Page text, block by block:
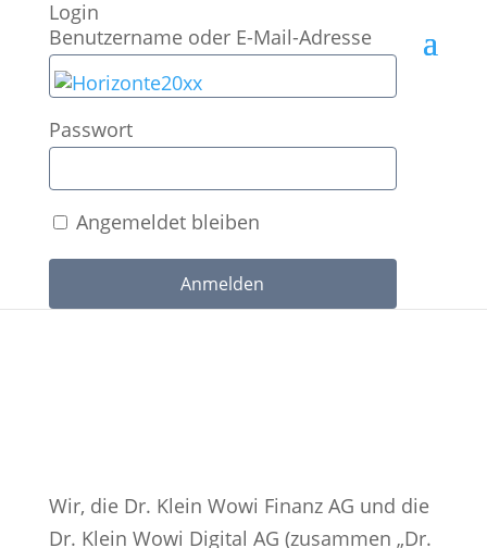
Login
Benutzername oder E-Mail-Adresse
Passwort
Angemeldet bleiben
Datenschutzhinweise
zur Nutzung unserer Website
www.horizonte20xx.de
Wir, die Dr. Klein Wowi Finanz AG und die
Dr. Klein Wowi Digital AG (zusammen „Dr.